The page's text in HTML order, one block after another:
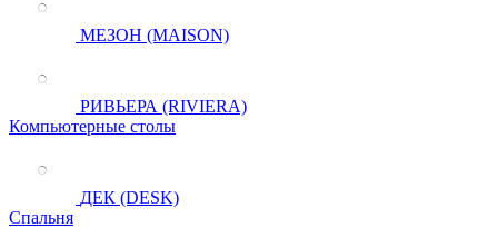
МЕЗОН (MAISON)
РИВЬЕРА (RIVIERA)
Компьютерные столы
ДЕК (DESK)
Спальня